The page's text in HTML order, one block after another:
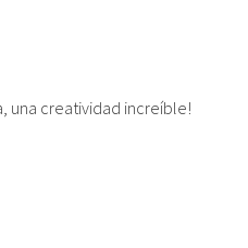
una creatividad increíble!